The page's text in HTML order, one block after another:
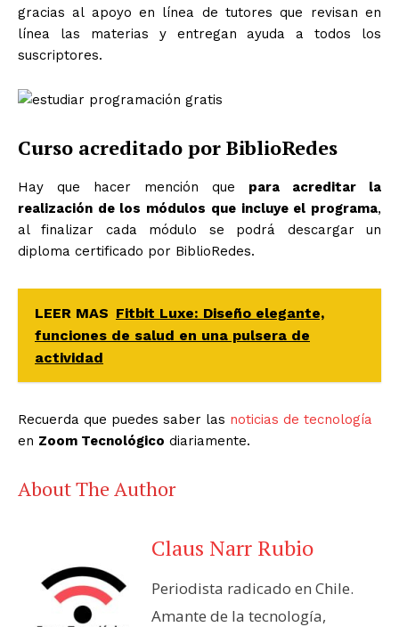
gracias al apoyo en línea de tutores que revisan en
línea las materias y entregan ayuda a todos los
suscriptores.
Curso acreditado por BiblioRedes
Hay que hacer mención que para acreditar la
realización de los módulos que incluye el programa,
al finalizar cada módulo se podrá descargar un
diploma certificado por BiblioRedes.
LEER MAS Fitbit Luxe: Diseño elegante,
funciones de salud en una pulsera de
actividad
Recuerda que puedes saber las noticias de tecnología
en Zoom Tecnológico diariamente.
About The Author
Claus Narr Rubio
Periodista radicado en Chile.
Amante de la tecnología,